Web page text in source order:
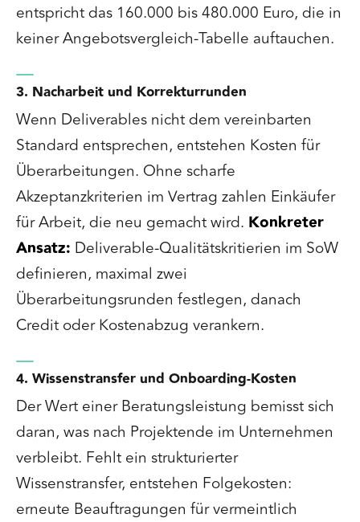
entspricht das 160.000 bis 480.000 Euro, die in
keiner Angebotsvergleich-Tabelle auftauchen.
3. Nacharbeit und Korrekturrunden
Wenn Deliverables nicht dem vereinbarten
Standard entsprechen, entstehen Kosten für
Überarbeitungen. Ohne scharfe
Akzeptanzkriterien im Vertrag zahlen Einkäufer
für Arbeit, die neu gemacht wird. Konkreter
Ansatz: Deliverable-Qualitätskritierien im SoW
definieren, maximal zwei
Überarbeitungsrunden festlegen, danach
Credit oder Kostenabzug verankern.
4. Wissenstransfer und Onboarding-Kosten
Der Wert einer Beratungsleistung bemisst sich
daran, was nach Projektende im Unternehmen
verbleibt. Fehlt ein strukturierter
Wissenstransfer, entstehen Folgekosten:
erneute Beauftragungen für vermeintlich